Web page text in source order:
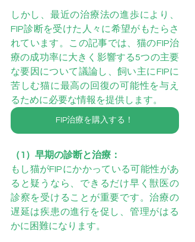
しかし、最近の治療法の進歩により、
FIP診断を受けた人々に希望がもたらさ
れています。この記事では、猫のFIP治
療の成功率に大きく影響する5つの主要
な要因について議論し、飼い主にFIPに
苦しむ猫に最高の回復の可能性を与え
るために必要な情報を提供します。
FIP治療を購入する！
（1）早期の診断と治療：
もし猫がFIPにかかっている可能性があ
ると疑うなら、できるだけ早く獣医の
診察を受けることが重要です。治療の
遅延は疾患の進行を促し、管理がはる
かに困難になります。